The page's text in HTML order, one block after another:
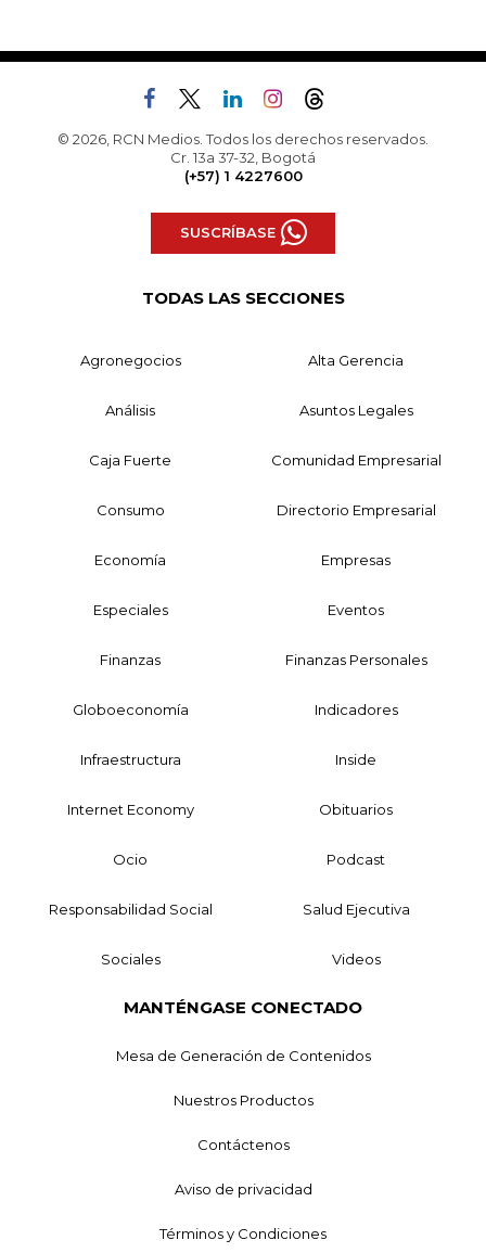
© 2026, RCN Medios. Todos los derechos reservados.
Cr. 13a 37-32, Bogotá
(+57) 1 4227600
SUSCRÍBASE
TODAS LAS SECCIONES
Agronegocios Alta Gerencia
Análisis Asuntos Legales
Caja Fuerte Comunidad Empresarial
Consumo Directorio Empresarial
Economía Empresas
Especiales Eventos
Finanzas Finanzas Personales
Globoeconomía Indicadores
Infraestructura Inside
Internet Economy Obituarios
Ocio Podcast
Responsabilidad Social Salud Ejecutiva
Sociales Videos
MANTÉNGASE CONECTADO
Mesa de Generación de Contenidos
Nuestros Productos
Contáctenos
Aviso de privacidad
Términos y Condiciones